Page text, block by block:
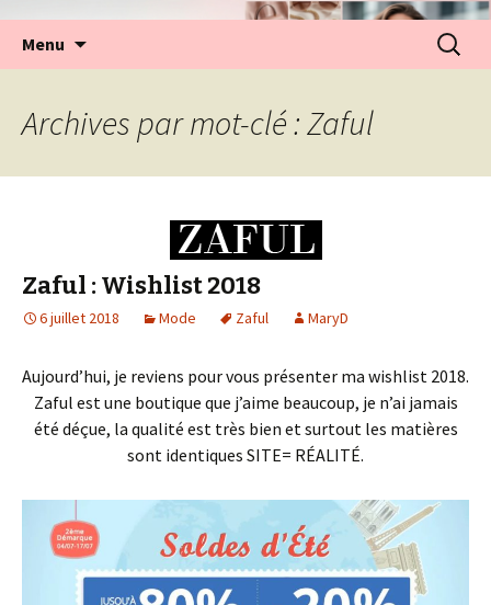
Menu
Archives par mot-clé : Zaful
Zaful : Wishlist 2018
6 juillet 2018 Mode Zaful MaryD
Aujourd’hui, je reviens pour vous présenter ma wishlist 2018.
Zaful est une boutique que j’aime beaucoup, je n’ai jamais
été déçue, la qualité est très bien et surtout les matières
sont identiques SITE= RÉALITÉ.